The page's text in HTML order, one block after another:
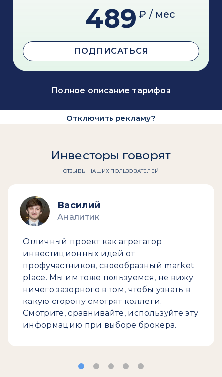
489 ₽ / мес
ПОДПИСАТЬСЯ
Полное описание тарифов
Отключить рекламу?
Инвесторы говорят
ОТЗЫВЫ НАШИХ ПОЛЬЗОВАТЕЛЕЙ
Василий
Аналитик
Отличный проект как агрегатор
инвестиционных идей от
профучастников, своеобразный market
place. Мы им тоже пользуемся, не вижу
ничего зазорного в том, чтобы узнать в
какую сторону смотрят коллеги.
Смотрите, сравнивайте, используйте эту
информацию при выборе брокера.